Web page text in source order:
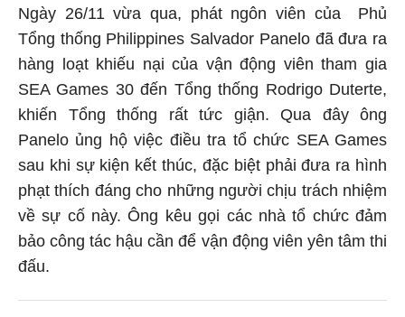
Ngày 26/11 vừa qua, phát ngôn viên của Phủ
Tổng thống Philippines Salvador Panelo đã đưa ra
hàng loạt khiếu nại của vận động viên tham gia
SEA Games 30 đến Tổng thống Rodrigo Duterte,
khiến Tổng thống rất tức giận. Qua đây ông
Panelo ủng hộ việc điều tra tổ chức SEA Games
sau khi sự kiện kết thúc, đặc biệt phải đưa ra hình
phạt thích đáng cho những người chịu trách nhiệm
về sự cố này. Ông kêu gọi các nhà tổ chức đảm
bảo công tác hậu cần để vận động viên yên tâm thi
đấu.